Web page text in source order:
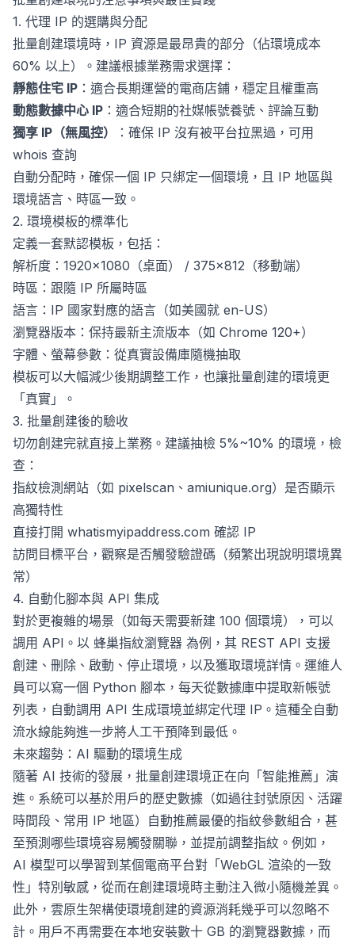
1. 代理 IP 的選購與分配
批量創建環境時，IP 資源是最昂貴的部分（佔環境成本
60% 以上）。建議根據業務需求選擇：
靜態住宅 IP ：適合長期運營的電商店鋪，穩定且權重高
動態數據中心 IP ：適合短期的社媒帳號養號、評論互動
獨享 IP（無風控）
：確保 IP 沒有被平台拉黑過，可用
whois 查詢
自動分配時，確保一個 IP 只綁定一個環境，且 IP 地區與
環境語言、時區一致。
2. 環境模板的標準化
定義一套默認模板，包括：
解析度：1920×1080（桌面） / 375×812（移動端）
時區：跟隨 IP 所屬時區
語言：IP 國家對應的語言（如美國就 en-US）
瀏覽器版本：保持最新主流版本（如 Chrome 120+）
字體、螢幕參數：從真實設備庫隨機抽取
模板可以大幅減少後期調整工作，也讓批量創建的環境更
「真實」。
3. 批量創建後的驗收
切勿創建完就直接上業務。建議抽檢 5%~10% 的環境，檢
查：
指紋檢測網站（如 pixelscan、amiunique.org）是否顯示
高獨特性
直接打開 whatismyipaddress.com 確認 IP
訪問目標平台，觀察是否觸發驗證碼（頻繁出現說明環境異
常）
4. 自動化腳本與 API 集成
對於更複雜的場景（如每天需要新建 100 個環境），可以
調用 API。以 蜂巢指紋瀏覽器 為例，其 REST API 支援
創建、刪除、啟動、停止環境，以及獲取環境詳情。運維人
員可以寫一個 Python 腳本，每天從數據庫中提取新帳號
列表，自動調用 API 生成環境並綁定代理 IP。這種全自動
流水線能夠進一步將人工干預降到最低。
未來趨勢：AI 驅動的環境生成
隨著 AI 技術的發展，批量創建環境正在向「智能推薦」演
進。系統可以基於用戶的歷史數據（如過往封號原因、活躍
時間段、常用 IP 地區）自動推薦最優的指紋參數組合，甚
至預測哪些環境容易觸發關聯，並提前調整指紋。例如，
AI 模型可以學習到某個電商平台對「WebGL 渲染的一致
性」特別敏感，從而在創建環境時主動注入微小隨機差異。
此外，雲原生架構使環境創建的資源消耗幾乎可以忽略不
計。用戶不再需要在本地安裝數十 GB 的瀏覽器數據，而